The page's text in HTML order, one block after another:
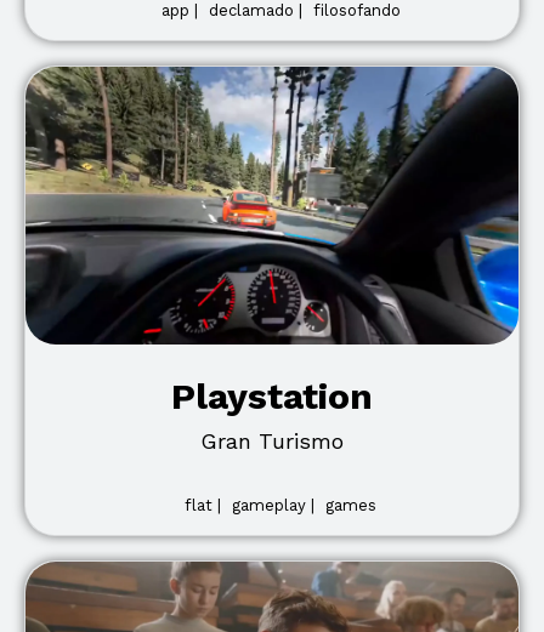
app | declamado | filosofando
Playstation
Gran Turismo
flat | gameplay | games